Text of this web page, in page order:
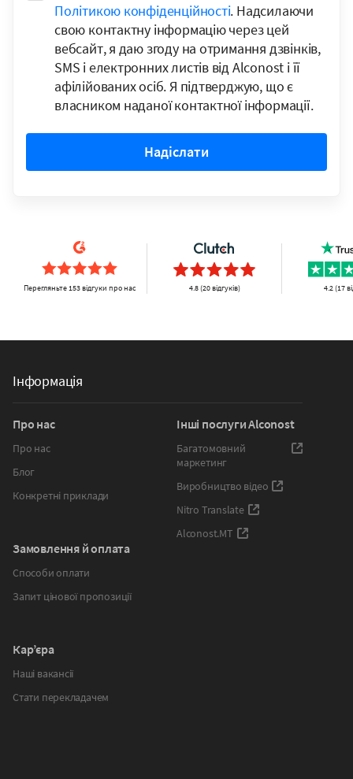
Політикою конфіденційності. Надсилаючи
свою контактну інформацію через цей
вебсайт, я даю згоду на отримання дзвінків,
SMS і електронних листів від Alconost і її
афілійованих осіб. Я підтверджую, що є
власником наданої контактної інформації.
Надіслати
Перегляньте 153 відгуки про нас 4.8 (20 відгуків) 4.2 (17
Інформація
Про нас
Про нас
Блог
Конкретні приклади
Замовлення й оплата
Способи оплати
Запит цінової пропозиції
Кар’єра
Наші вакансії
Стати перекладачем
Інші послуги Alconost
Багатомовний
маркетинг
Виробництво відео
Nitro Translate
Alconost.MT